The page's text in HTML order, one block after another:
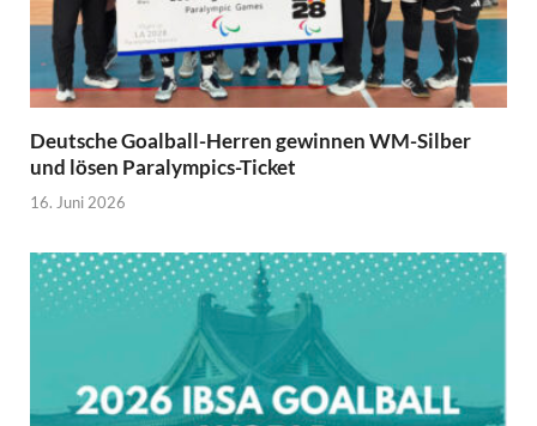
Deutsche Goalball-Herren gewinnen WM-Silber
und lösen Paralympics-Ticket
16. Juni 2026